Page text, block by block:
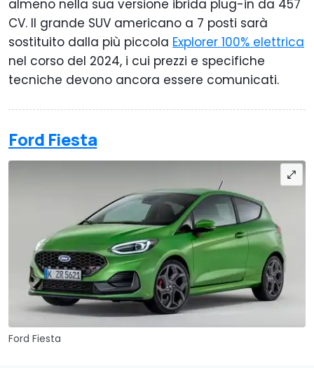
almeno nella sua versione ibrida plug-in da 457
CV. Il grande SUV americano a 7 posti sarà
sostituito dalla più piccola Explorer 100% elettrica
nel corso del 2024, i cui prezzi e specifiche
tecniche devono ancora essere comunicati.
Ford Fiesta
Ford Fiesta